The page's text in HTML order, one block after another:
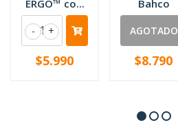
ERGO™ co...
+
-
$5.990
Bahco
AGOTADO
$8.790